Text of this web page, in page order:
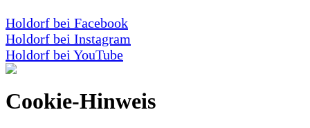
Holdorf bei Facebook
Holdorf bei Instagram
Holdorf bei YouTube
Cookie-Hinweis